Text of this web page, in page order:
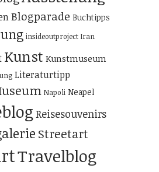
Blogparade Buchtipps
insideoutproject Iran
Kunst Kunstmuseum
Literaturtipp
Napoli Neapel
Reisesouvenirs
Streetart
Travelblog